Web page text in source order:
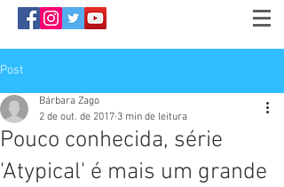
Post
Pouco conhecida, série
'Atypical' é mais um grande
Bárbara Zago
2 de out. de 2017 3 min de leitura